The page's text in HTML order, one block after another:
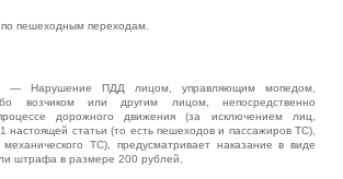
по пешеходным переходам.
— Нарушение ПДД лицом, управляющим мопедом,
возчиком или другим лицом, непосредственно
дорожного движения (за исключением лиц,
настоящей статьи (то есть пешеходов и пассажиров ТС),
ТС), предусматривает наказание в виде
штрафа в размере 200 рублей.